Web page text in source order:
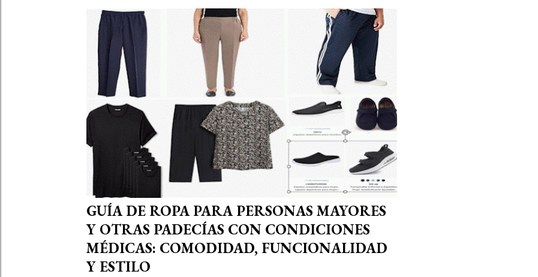
a
s
GUÍA DE ROPA PARA PERSONAS MAYORES
Y OTRAS PADECÍAS CON CONDICIONES
MÉDICAS: COMODIDAD, FUNCIONALIDAD
Y ESTILO